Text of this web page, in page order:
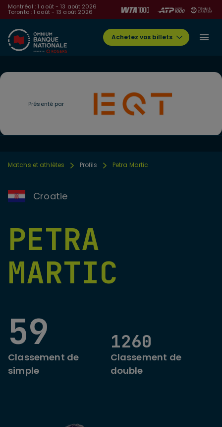
Montréal : 1 août - 13 août 2026
Toronto : 1 août - 13 août 2026
Achetez vos billets
Présenté par
Matchs et athlètes Profils Petra Martic
Croatie
PETRA
MARTIC
59
Classement de
simple
1260
Classement de
double